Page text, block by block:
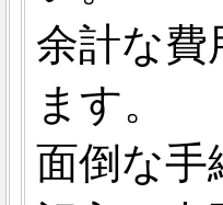
余計な費
ます。
面倒な手